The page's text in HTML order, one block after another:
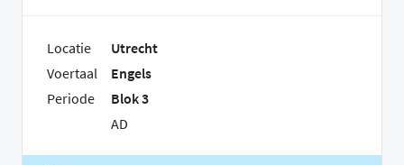
Locatie
Utrecht
Voertaal
Engels
Periode
Blok 3
AD